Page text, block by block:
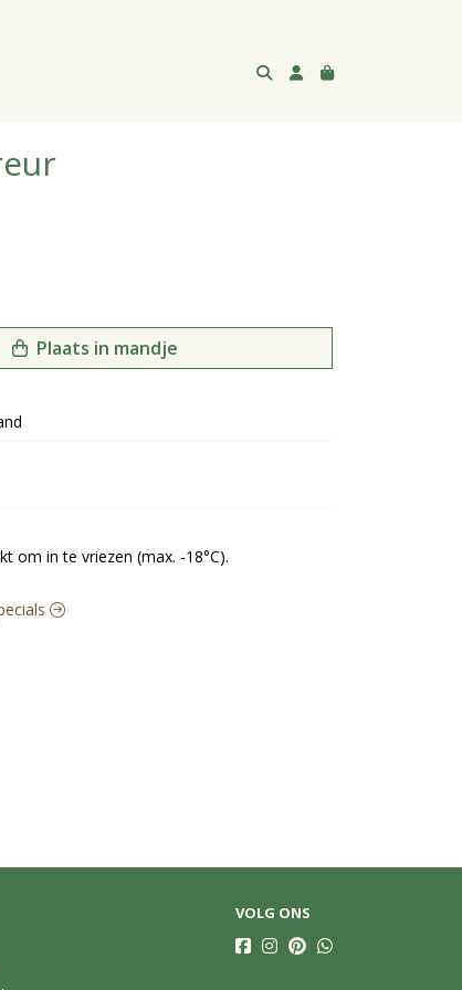
Plaats in mandje
om in te vriezen (max. -18°C).
VOLG ONS